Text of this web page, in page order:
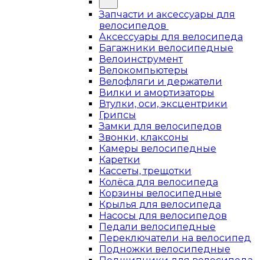
Запчасти и аксессуары для
велосипедов
Аксессуары для велосипеда
Багажники велосипедные
Велоинструмент
Велокомпьютеры
Велофляги и держатели
Вилки и амортизаторы
Втулки, оси, эксцентрики
Грипсы
Замки для велосипедов
Звонки, клаксоны
Камеры велосипедные
Каретки
Кассеты, трещотки
Колёса для велосипеда
Корзины велосипедные
Крылья для велосипеда
Насосы для велосипедов
Педали велосипедные
Переключатели на велосипед
Подножки велосипедные